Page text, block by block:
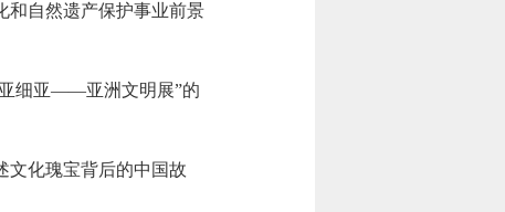
自然遗产保护事业前景
细亚——亚洲文明展”的
化瑰宝背后的中国故